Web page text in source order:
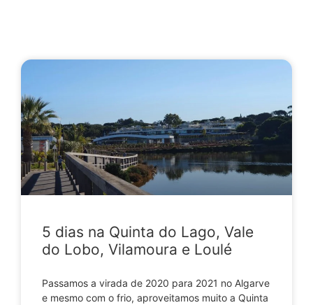
5 dias na Quinta do Lago, Vale
do Lobo, Vilamoura e Loulé
Passamos a virada de 2020 para 2021 no Algarve
e mesmo com o frio, aproveitamos muito a Quinta